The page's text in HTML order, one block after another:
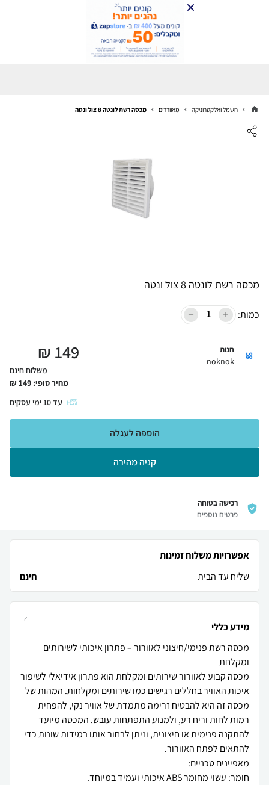
חשמל ואלקטרוניקה מאווררים מכסה רשת לונטה 8 צול ונטה
מכסה רשת לונטה 8 צול ונטה
כמות:
חנות
noknok
149
₪
משלוח חינם
מחיר סופי: 149
₪
עד10 ימי עסקים
קניה מהירה
הוספה לעגלה
רכישה בטוחה
פרטים נוספים
אפשרויות משלוח זמינות
שליח עד הבית
חינם
מידע כללי
מכסה רשת פנימי/חיצוני לאוורור – פתרון איכותי לשירותים
מכסה קבוע לאוורור שירותים ומקלחת הוא פתרון אידיאלי לשיפור
איכות האוויר בחללים רגישים כמו שירותים ומקלחות. המהות של
מכסה זה היא להבטיח זרימה מתמדת של אוויר נקי, להפחית
רמות לחות וריח רע, ולמנוע התפתחות עובש. המכסה מיועד
להתקנה פנימית או חיצונית, וניתן לבחור אותו במידות שונות כדי